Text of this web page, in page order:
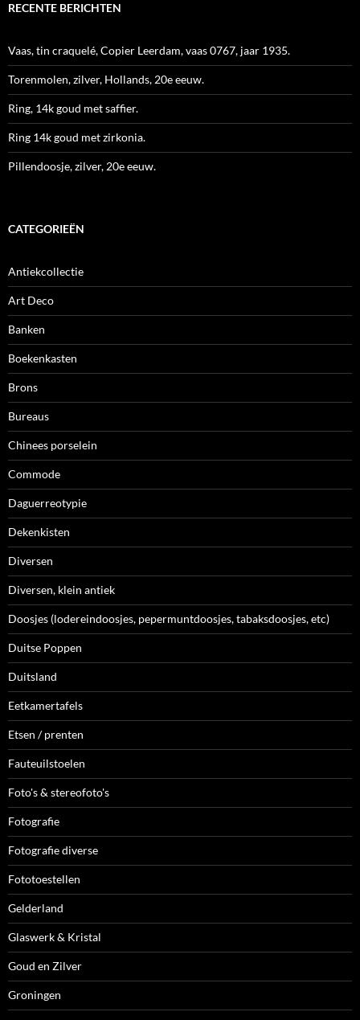
RECENTE BERICHTEN
Vaas, tin craquelé, Copier Leerdam, vaas 0767, jaar 1935.
Torenmolen, zilver, Hollands, 20e eeuw.
Ring, 14k goud met saffier.
Ring 14k goud met zirkonia.
Pillendoosje, zilver, 20e eeuw.
CATEGORIEËN
Antiekcollectie
Art Deco
Banken
Boekenkasten
Brons
Bureaus
Chinees porselein
Commode
Daguerreotypie
Dekenkisten
Diversen
Diversen, klein antiek
Doosjes (lodereindoosjes, pepermuntdoosjes, tabaksdoosjes, etc)
Duitse Poppen
Duitsland
Eetkamertafels
Etsen / prenten
Fauteuilstoelen
Foto's & stereofoto's
Fotografie
Fotografie diverse
Fototoestellen
Gelderland
Glaswerk & Kristal
Goud en Zilver
Groningen